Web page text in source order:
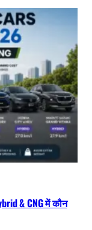
& CNG में कौन